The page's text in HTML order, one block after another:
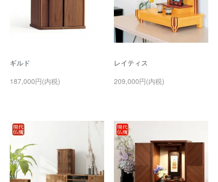
ギルド
187,000円(内税)
レイティス
209,000円(内税)